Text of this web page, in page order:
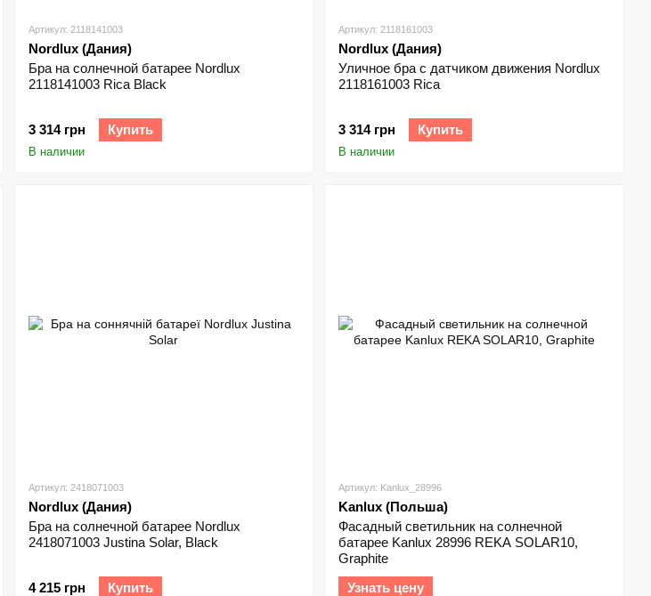
Артикул: 2118141003
Nordlux (Дания)
Бра на солнечной батарее Nordlux
2118141003 Rica Black
3 314 грн Купить
В наличии
Артикул: 2118161003
Nordlux (Дания)
Уличное бра с датчиком движения Nordlux
2118161003 Rica
3 314 грн Купить
В наличии
Артикул: 2418071003
Nordlux (Дания)
Бра на солнечной батарее Nordlux
2418071003 Justina Solar, Black
4 215 грн Купить
Артикул: Kanlux_28996
Kanlux (Польша)
Фасадный светильник на солнечной
батарее Kanlux 28996 REKA SOLAR10,
Graphite
Узнать цену